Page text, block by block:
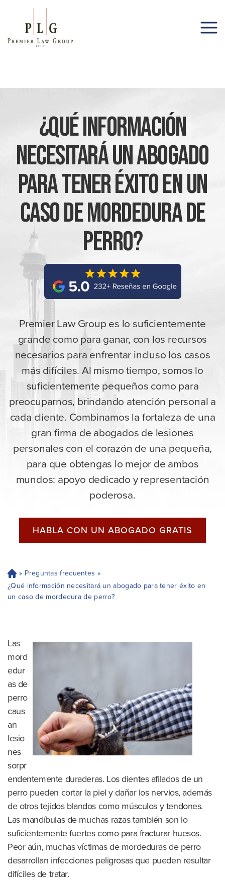
¿Qué Información
Necesitará Un Abogado
Para Tener Éxito En Un
Caso De Mordedura De
Perro?
Premier Law Group es lo suficientemente
grande como para ganar, con los recursos
necesarios para enfrentar incluso los casos
más difíciles. Al mismo tiempo, somos lo
suficientemente pequeños como para
preocuparnos, brindando atención personal a
cada cliente. Combinamos la fortaleza de una
gran firma de abogados de lesiones
personales con el corazón de una pequeña,
para que obtengas lo mejor de ambos
mundos: apoyo dedicado y representación
poderosa.
HABLA CON UN ABOGADO GRATIS
H
og
ar
» Preguntas frecuentes »
¿Qué información necesitará un abogado para tener éxito en
un caso de mordedura de perro?
Las
mord
edur
as de
perro
caus
an
lesio
nes
sorpr
endentemente duraderas. Los dientes afilados de un
perro pueden cortar la piel y dañar los nervios, además
de otros tejidos blandos como músculos y tendones.
Las mandíbulas de muchas razas también son lo
suficientemente fuertes como para fracturar huesos.
Peor aún, muchas víctimas de mordeduras de perro
desarrollan infecciones peligrosas que pueden resultar
difíciles de tratar.